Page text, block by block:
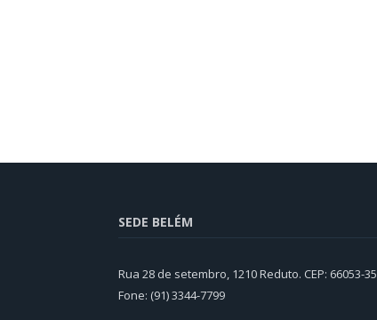
SEDE BELÉM
Rua 28 de setembro, 1210 Reduto. CEP: 66053-
Fone: (91) 3344-7799